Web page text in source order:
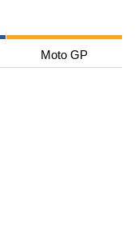
Moto GP